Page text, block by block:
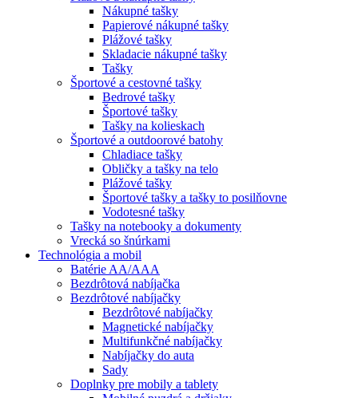
Nákupné tašky
Papierové nákupné tašky
Plážové tašky
Skladacie nákupné tašky
Tašky
Športové a cestovné tašky
Bedrové tašky
Športové tašky
Tašky na kolieskach
Športové a outdoorové batohy
Chladiace tašky
Obličky a tašky na telo
Plážové tašky
Športové tašky a tašky to posilňovne
Vodotesné tašky
Tašky na notebooky a dokumenty
Vrecká so šnúrkami
Technológia a mobil
Batérie AA/AAA
Bezdrôtová nabíjačka
Bezdrôtové nabíjačky
Bezdrôtové nabíjačky
Magnetické nabíjačky
Multifunkčné nabíjačky
Nabíjačky do auta
Sady
Doplnky pre mobily a tablety